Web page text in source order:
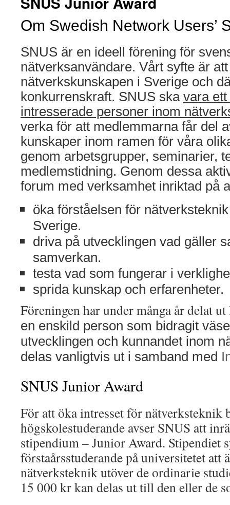
Om Swedish Network Users’
SNUS är en ideell förening för
nätverksanvändare. Vårt syfte är
nätverkskunskapen i Sverige och
konkurrenskraft. SNUS ska vara
intresserade personer inom
verka för att medlemmarna får del
kunskaper inom ramen för våra
genom arbetsgrupper, seminarier,
medlemstidning. Genom dessa
forum med verksamhet inriktad på
öka förståelsen för
Sverige.
driva på utvecklingen vad gäller
samverkan.
testa vad som fungerar i
sprida kunskap och erfarenheter.
Föreningen har under många år delat
en enskild person som bidragit
utvecklingen och kunnandet inom
delas vanligtvis ut i samband med
SNUS Junior Award
För att öka intresset för nätverksteknik
högskolestuderande avser SNUS att
stipendium – Junior Award. Stipendiet
förstaårsstuderande på universitetet att
nätverksteknik utöver de ordinarie
15 000 kr kan delas ut till den eller de